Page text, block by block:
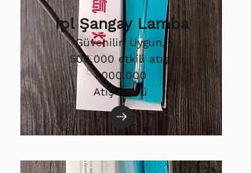
Ipl Şangay Lamba
Güvenilir, Uygun,
500.000 etkili atış.
1.000.000
Atış Ömrü